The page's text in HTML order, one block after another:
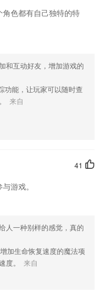
售过程精细化管理，提升
在在的省钱！
网打尽，详细到你无法自
建立良好的学习方向
属课堂;
定义配置
色都有自己独特的特
和互动好友，增加游戏的
功能，让玩家可以随时查
来自
41
游戏。
人一种别样的感觉，真的
加生命恢复速度的魔法项
。
来自